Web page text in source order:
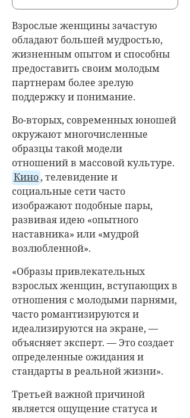
Взрослые женщины зачастую
обладают большей мудростью,
жизненным опытом и способны
предоставить своим молодым
партнерам более зрелую
поддержку и понимание.
Во-вторых, современных юношей
окружают многочисленные
образцы такой модели
отношений в массовой культуре.
Кино, телевидение и
социальные сети часто
изображают подобные пары,
развивая идею «опытного
наставника» или «мудрой
возлюбленной».
«Образы привлекательных
взрослых женщин, вступающих в
отношения с молодыми парнями,
часто романтизируются и
идеализируются на экране, —
объясняет эксперт. — Это создает
определенные ожидания и
стандарты в реальной жизни».
Третьей важной причиной
является ощущение статуса и